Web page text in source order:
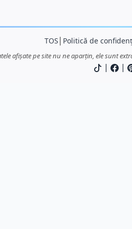
TOS Politică de
afișate pe site nu ne aparțin, ele sunt
| |